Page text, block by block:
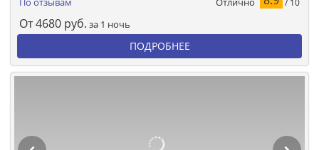
От4680 руб. за 1 ночь
ПОДРОБНЕЕ